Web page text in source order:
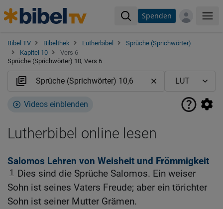
Spenden
Bibel TV Bibelthek Lutherbibel
Sprüche (Sprichwörter)
Kapitel 10
Vers 6
Sprüche (Sprichwörter) 10, Vers 6
Videos einblenden
Lutherbibel online lesen
Salomos Lehren von Weisheit und Frömmigkeit
1
Dies sind die Sprüche Salomos. Ein weiser
Sohn ist seines Vaters Freude; aber ein törichter
Sohn ist seiner Mutter Grämen.